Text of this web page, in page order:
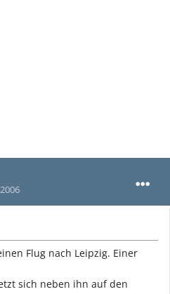
Flug nach Leipzig. Einer
sich neben ihn auf den